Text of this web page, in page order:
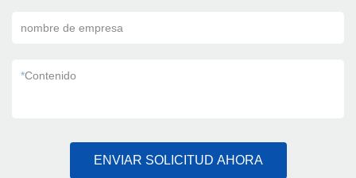
nombre de empresa
*Contenido
ENVIAR SOLICITUD AHORA